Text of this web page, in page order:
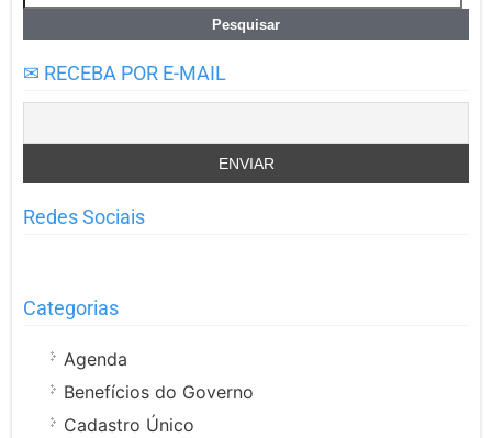
por:
✉ RECEBA POR E-MAIL
Redes Sociais
Categorias
Agenda
Benefícios do Governo
Cadastro Único